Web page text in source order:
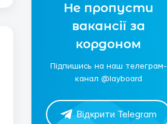
Не пропусти
вакансії за
кордоном
Підпишись на наш телеграм-
канал @layboard
Відкрити Telegram